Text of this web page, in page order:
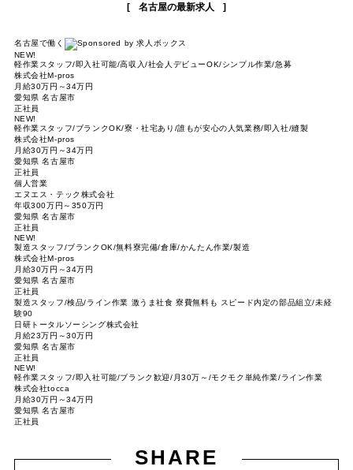
名古屋の最新求人
名古屋で働く
NEW!
軽作業スタッフ/即入社可能/高収入/社会人デビューOK/シンプル作業/急募
株式会社M-pros
月給30万円～34万円
愛知県 名古屋市
正社員
NEW!
軽作業スタッフ/ブランクOK/寮・社宅あり/誰もが安心の人気業務/即入社/縫製
株式会社M-pros
月給30万円～34万円
愛知県 名古屋市
正社員
個人営業
エヌエス・テック株式会社
年収300万円～350万円
愛知県 名古屋市
正社員
NEW!
製造スタッフ/ブランクOK/無料寮完備/倉庫/かんたん作業/製造
株式会社M-pros
月給30万円～34万円
愛知県 名古屋市
正社員
製造スタッフ/検品/ライン作業 激うま社食 寮費無料も スピード内定の部品組立/未経
験90
日研トータルソーシング株式会社
月給23万円～30万円
愛知県 名古屋市
正社員
NEW!
軽作業スタッフ/即入社可能/ブランク歓迎/月30万～/モクモク単純作業/ライン作業
株式会社tocca
月給30万円～34万円
愛知県 名古屋市
正社員
SHARE